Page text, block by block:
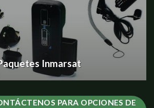
Inmarsat
PARA OPCIONES DE